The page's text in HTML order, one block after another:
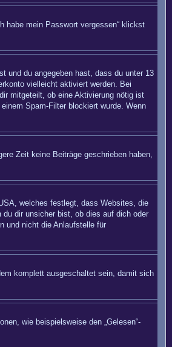
habe mein Passwort vergessen“ klickst
und du angegeben hast, dass du unter 13
vielleicht aktiviert werden. Bei
mitgeteilt, ob eine Aktivierung nötig ist
Spam-Filter blockiert wurde. Wenn
Zeit keine Beiträge geschrieben haben,
welches festlegt, dass Websites, die
du dir unsicher bist, ob dies auf dich oder
und nicht die Anlaufstelle für
komplett ausgeschaltet sein, damit sich
wie beispielsweise den „Gelesen“-